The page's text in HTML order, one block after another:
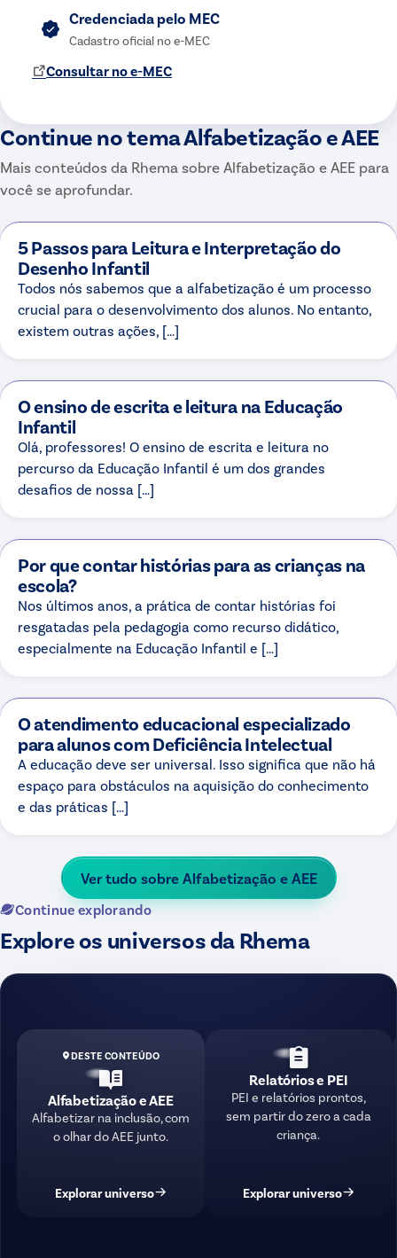
Credenciada pelo MEC
Cadastro oficial no e-MEC
Consultar no e-MEC
Continue no temaAlfabetização e AEE
Mais conteúdos da Rhema sobre Alfabetização e AEE para
você se aprofundar.
5 Passos para Leitura e Interpretação do
Desenho Infantil
Todos nós sabemos que a alfabetização é um processo
crucial para o desenvolvimento dos alunos. No entanto,
existem outras ações, […]
O ensino de escrita e leitura na Educação
Infantil
Olá, professores! O ensino de escrita e leitura no
percurso da Educação Infantil é um dos grandes
desafios de nossa […]
Por que contar histórias para as crianças na
escola?
Nos últimos anos, a prática de contar histórias foi
resgatadas pela pedagogia como recurso didático,
especialmente na Educação Infantil e […]
O atendimento educacional especializado
para alunos com Deficiência Intelectual
A educação deve ser universal. Isso significa que não há
espaço para obstáculos na aquisição do conhecimento
e das práticas […]
Ver tudo sobre Alfabetização e AEE
Continue explorando
Explore os universos da Rhema
DESTE CONTEÚDO
Alfabetização e AEE
Alfabetizar na inclusão, com
o olhar do AEE junto.
Explorar universo
Relatórios e PEI
PEI e relatórios prontos,
sem partir do zero a cada
criança.
Explorar universo